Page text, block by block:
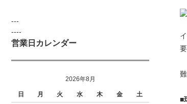
---
----
営業日カレンダー
2026年8月
日 月 火 水 木 金 土
■